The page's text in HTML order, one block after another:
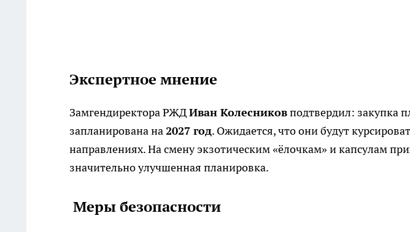
Экспертное мнение
Замгендиректора РЖДИван Колесниковподтвердил: закупка
запланирована на2027 год. Ожидается, что они будут
направлениях. На смену экзотическим «ёлочкам» и капсулам
значительно улучшенная планировка.
Меры безопасности